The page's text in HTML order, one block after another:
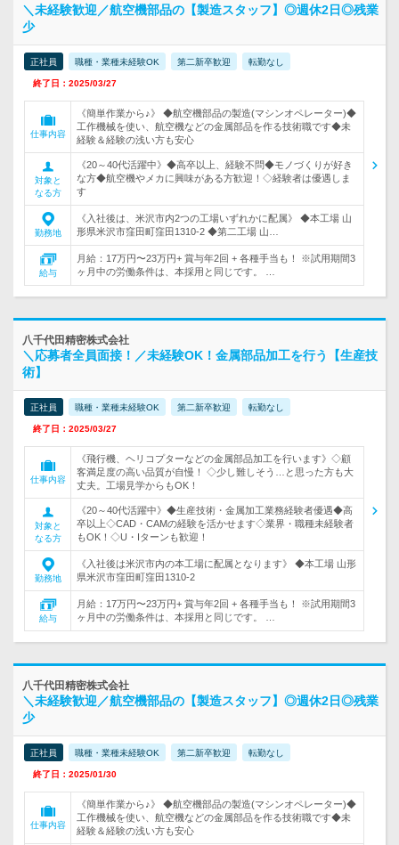
＼未経験歓迎／航空機部品の【製造スタッフ】◎週休2日◎残業
少
正社員 職種・業種未経験OK 第二新卒歓迎 転勤なし
終了日：2025/03/27
仕事内容
《簡単作業から♪》 ◆航空機部品の製造(マシンオペレーター)◆
工作機械を使い、航空機などの金属部品を作る技術職です◆未
経験＆経験の浅い方も安心
対象と
なる方
《20～40代活躍中》◆高卒以上、経験不問◆モノづくりが好き
な方◆航空機やメカに興味がある方歓迎！◇経験者は優遇しま
す
勤務地
《入社後は、米沢市内2つの工場いずれかに配属》 ◆本工場 山
形県米沢市窪田町窪田1310-2 ◆第二工場 山…
給与
月給：17万円〜23万円+ 賞与年2回 + 各種手当も！ ※試用期間3
ヶ月中の労働条件は、本採用と同じです。 …
八千代田精密株式会社
＼応募者全員面接！／未経験OK！金属部品加工を行う【生産技
術】
正社員 職種・業種未経験OK 第二新卒歓迎 転勤なし
終了日：2025/03/27
仕事内容
《飛行機、ヘリコプターなどの金属部品加工を行います》◇顧
客満足度の高い品質が自慢！ ◇少し難しそう…と思った方も大
丈夫。工場見学からもOK！
対象と
なる方
《20～40代活躍中》◆生産技術・金属加工業務経験者優遇◆高
卒以上◇CAD・CAMの経験を活かせます◇業界・職種未経験者
もOK！◇U・Iターンも歓迎！
勤務地
《入社後は米沢市内の本工場に配属となります》 ◆本工場 山形
県米沢市窪田町窪田1310-2
給与
月給：17万円〜23万円+ 賞与年2回 + 各種手当も！ ※試用期間3
ヶ月中の労働条件は、本採用と同じです。 …
八千代田精密株式会社
＼未経験歓迎／航空機部品の【製造スタッフ】◎週休2日◎残業
少
正社員 職種・業種未経験OK 第二新卒歓迎 転勤なし
終了日：2025/01/30
仕事内容
《簡単作業から♪》 ◆航空機部品の製造(マシンオペレーター)◆
工作機械を使い、航空機などの金属部品を作る技術職です◆未
経験＆経験の浅い方も安心